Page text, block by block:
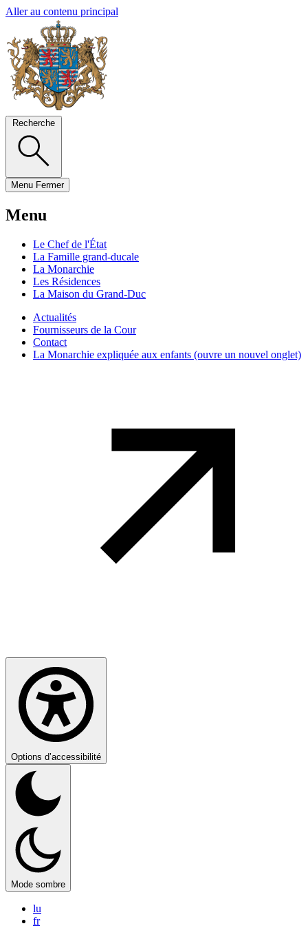
Aller au contenu principal
Recherche
Menu Fermer
Menu
Le Chef de l'État
La Famille grand-ducale
La Monarchie
Les Résidences
La Maison du Grand-Duc
Actualités
Fournisseurs de la Cour
Contact
La Monarchie expliquée aux enfants (ouvre un nouvel onglet)
Options d’accessibilité
Mode sombre
lu
fr